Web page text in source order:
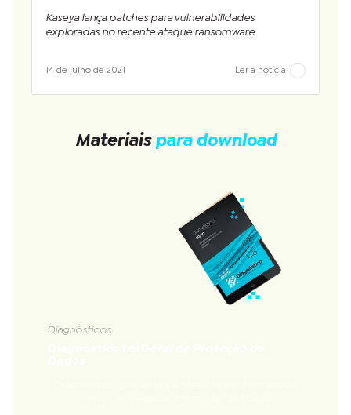
Kaseya lança patches para vulnerabilidades
exploradas no recente ataque ransomware
14 de julho de 2021 Ler a notícia
Materiais para download
Diagnósticos